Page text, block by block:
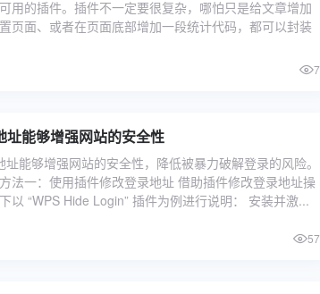
用的插件。插件不一定要很复杂，哪怕只是给文章增加
页面、或者在页面底部增加一段统计代码，都可以封装
7
能够增强网站的安全性
能够增强网站的安全性，降低被暴力破解登录的风险。
法一：使用插件修改登录地址 借助插件修改登录地址操
以 “WPS Hide Login” 插件为例进行说明： 安装并激...
57